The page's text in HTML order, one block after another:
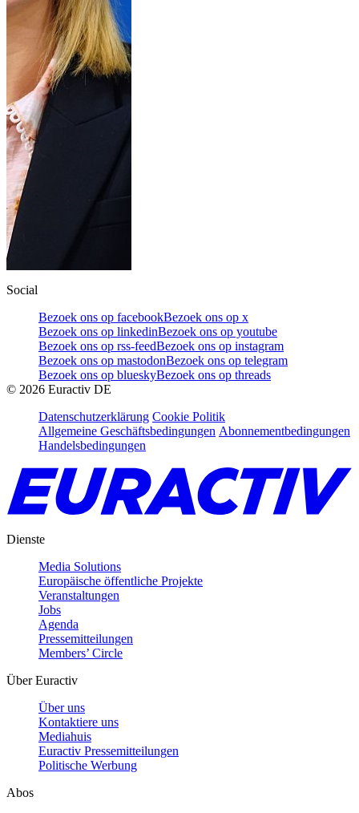
Social
Bezoek ons op facebookBezoek ons op x
Bezoek ons op linkedinBezoek ons op youtube
Bezoek ons op rss-feedBezoek ons op instagram
Bezoek ons op mastodonBezoek ons op telegram
Bezoek ons op blueskyBezoek ons op threads
© 2026 Euractiv DE
Datenschutzerklärung Cookie Politik
Allgemeine Geschäftsbedingungen Abonnementbedingungen
Handelsbedingungen
Dienste
Media Solutions
Europäische öffentliche Projekte
Veranstaltungen
Jobs
Agenda
Pressemitteilungen
Members’ Circle
Über Euractiv
Über uns
Kontaktiere uns
Mediahuis
Euractiv Pressemitteilungen
Politische Werbung
Abos